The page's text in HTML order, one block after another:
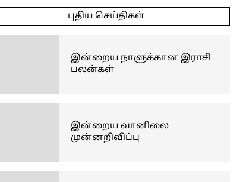
புதிய செய்திகள்
இன்றைய நாளுக்கான இராசி
பலன்கள்
இன்றைய வானிலை
முன்னறிவிப்பு